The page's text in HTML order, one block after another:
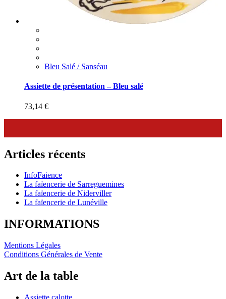
Bleu Salé / Sanséau
Assiette de présentation – Bleu salé
73,14 €
Articles récents
InfoFaience
La faïencerie de Sarreguemines
La faïencerie de Niderviller
La faïencerie de Lunéville
INFORMATIONS
Mentions Légales
Conditions Générales de Vente
Art de la table
Assiette calotte